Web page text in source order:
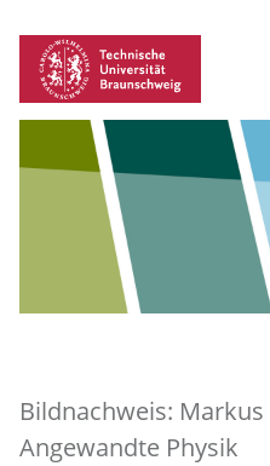
Bildnachweis:
Angewandte Physik